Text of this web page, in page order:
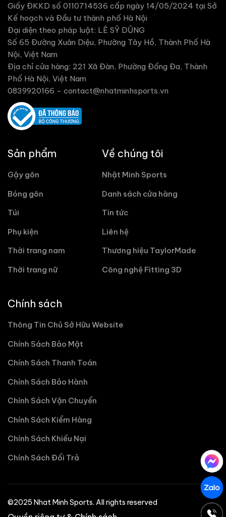
Giấy ĐKKD số 0110714536 cấp ngày 14/05/2024 tại Sở
Kế hoạch và Đầu tư thành phố Hà Nội
Đại diện theo pháp luật: LÊ SỸ DŨNG
Số 65 Đường Xuân Diệu, Phường Tây Hồ, Thành Phố Hà
Nội, Việt Nam
Địa chỉ cửa hàng: 221 Xã Đàn, Phường Đống Đa, Thành
Phố Hà Nội, Việt Nam
0839920166 - contact@nhatminhsports.vn
Sản phẩm
Gậy gôn
Bóng gôn
Túi
Phụ kiện
Thời trang nam
Thời trang nữ
Về chúng tôi
Nhật Minh Sports
Danh sách cửa hàng
Tin tức
Liên hệ
Thương hiệu TaylorMade
Công nghệ Fitting 3D
Chính sách
Thông Tin Chủ Sở Hữu Website
Chính Sách Bảo Mật
Chính Sách Thanh Toán
Chính Sách Bảo Hành
Chính Sách Vận Chuyển
Chính Sách Kiểm Hàng
Chính Sách Khiếu Nại
Chính Sách Đổi Trả
©2025 Nhat Minh Sports. All rights reserved